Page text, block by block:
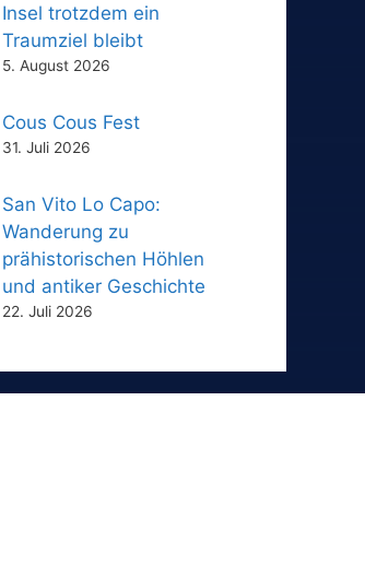
Insel trotzdem ein
Traumziel bleibt
5. August 2026
Cous Cous Fest
31. Juli 2026
San Vito Lo Capo:
Wanderung zu
prähistorischen Höhlen
und antiker Geschichte
22. Juli 2026